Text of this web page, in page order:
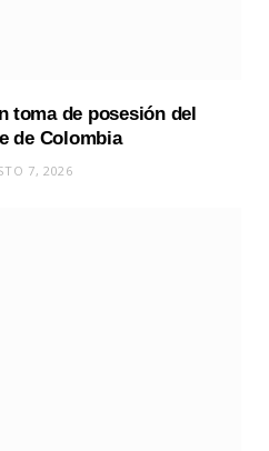
toma de posesión del
de Colombia
7, 2026